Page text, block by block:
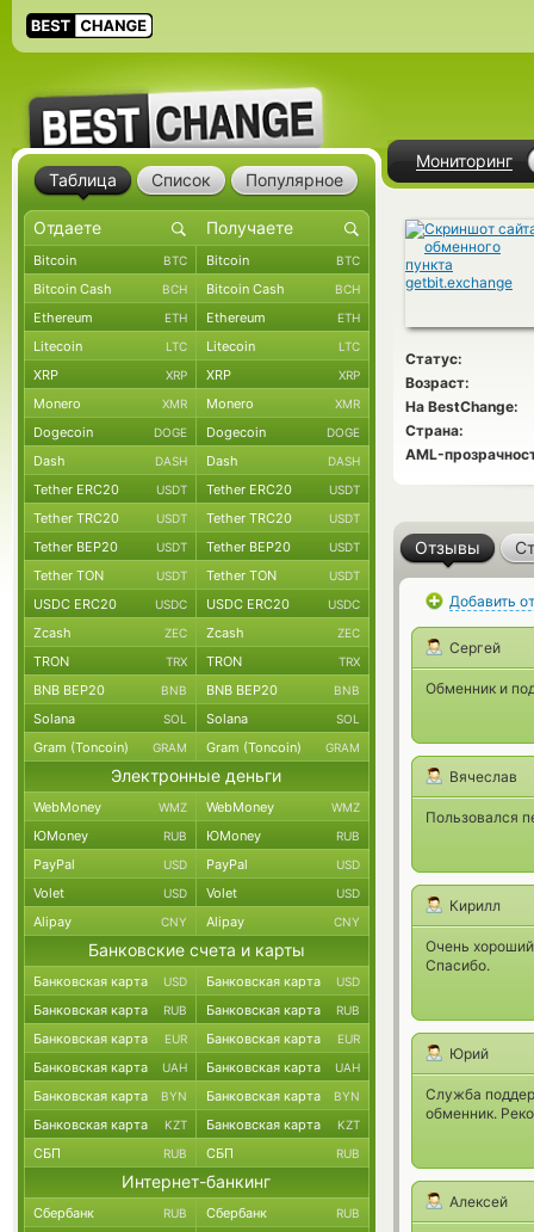
Мониторинг
Статус:
Возраст:
На BestChange:
Страна:
AML-
Отзывы
Добавить
Сергей
Обменник и
Вячеслав
Пользовался
Кирилл
Очень
Спасибо.
Юрий
Служба
обменник.
Алексей
Таблица Список Популярное
Bitcoin BTC Bitcoin BTC
Bitcoin Cash BCH Bitcoin Cash BCH
Ethereum ETH Ethereum ETH
Litecoin LTC Litecoin LTC
XRP XRP XRP XRP
Monero XMR Monero XMR
Dogecoin DOGE Dogecoin DOGE
Dash DASH Dash DASH
Tether ERC20 USDT Tether ERC20 USDT
Tether TRC20 USDT Tether TRC20 USDT
Tether BEP20 USDT Tether BEP20 USDT
Tether TON USDT Tether TON USDT
USDC ERC20 USDC USDC ERC20 USDC
Zcash ZEC Zcash ZEC
TRON TRX TRON TRX
BNB BEP20 BNB BNB BEP20 BNB
Solana SOL Solana SOL
Gram (Toncoin) GRAM Gram (Toncoin) GRAM
Электронные деньги
WebMoney WMZ WebMoney WMZ
ЮMoney RUB ЮMoney RUB
PayPal USD PayPal USD
Volet USD Volet USD
Alipay CNY Alipay CNY
Банковские счета и карты
Банковская карта USD Банковская карта USD
Банковская карта RUB Банковская карта RUB
Банковская карта EUR Банковская карта EUR
Банковская карта UAH Банковская карта UAH
Банковская карта BYN Банковская карта BYN
Банковская карта KZT Банковская карта KZT
СБП RUB СБП RUB
Интернет-банкинг
Сбербанк RUB Сбербанк RUB